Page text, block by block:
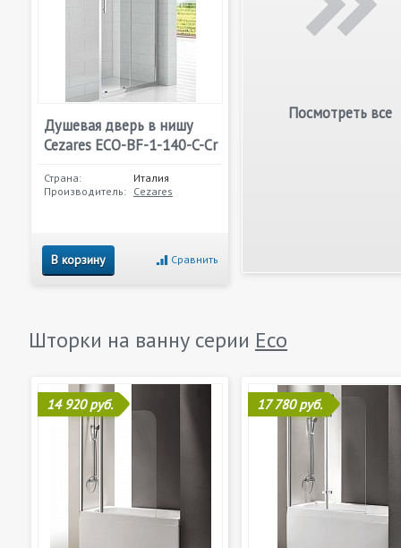
Душевая дверь в нишу
Cezares ECO-BF-1-140-C-Cr
Страна:
Италия
Производитель: Cezares
В корзину Сравнить
Посмотреть все
Шторки на ванну серии Eco
14 920 руб. 17 780 руб.